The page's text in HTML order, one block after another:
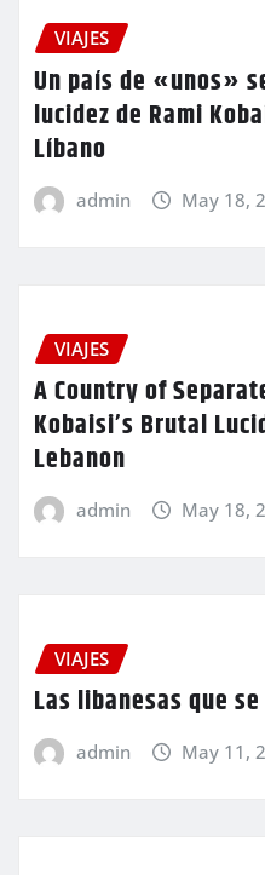
VIAJES
Un país de «unos»
lucidez de Rami
Líbano
admin May 18,
VIAJES
A Country of
Kobaisi’s Brutal
Lebanon
admin May 18,
VIAJES
Las libanesas que
admin May 11,